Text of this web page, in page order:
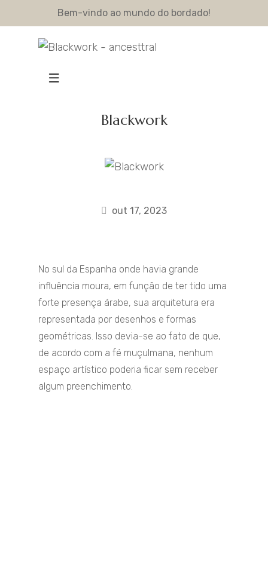
Bem-vindo ao mundo do bordado!
Blackwork
out 17, 2023
No sul da Espanha onde havia grande
influência moura, em função de ter tido uma
forte presença árabe, sua arquitetura era
representada por desenhos e formas
geométricas. Isso devia-se ao fato de que,
de acordo com a fé muçulmana, nenhum
espaço artístico poderia ficar sem receber
algum preenchimento.